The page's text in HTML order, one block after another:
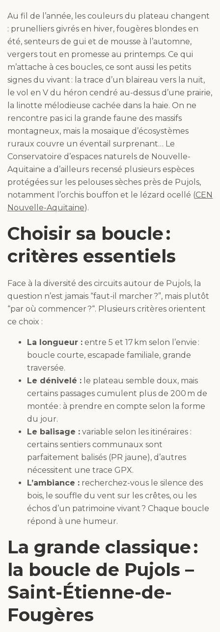
Au fil de l’année, les couleurs du plateau changent
: prunelliers givrés en hiver, fougères blondes en
été, senteurs de gui et de mousse à l’automne,
vergers tout en promesse au printemps. Ce qui
m’attache à ces boucles, ce sont aussi les petits
signes du vivant : la trace d’un blaireau vers la nuit,
le vol en V du héron cendré au-dessus d’une prairie,
la linotte mélodieuse cachée dans la haie. On ne
rencontre pas ici la grande faune des massifs
montagneux, mais la mosaïque d’écosystèmes
ruraux couvre un éventail surprenant… Le
Conservatoire d’espaces naturels de Nouvelle-
Aquitaine a d’ailleurs recensé plusieurs espèces
protégées sur les pelouses sèches près de Pujols,
notamment l’orchis bouffon et le lézard ocellé (CEN
Nouvelle-Aquitaine).
Choisir sa boucle :
critères essentiels
Face à la diversité des circuits autour de Pujols, la
question n’est jamais “faut-il marcher ?”, mais plutôt
“par où commencer ?“. Plusieurs critères orientent
ce choix :
La longueur : entre 5 et 17 km selon l’envie :
boucle courte, escapade familiale, grande
traversée.
Le dénivelé : le plateau semble doux, mais
certains passages cumulent plus de 200 m de
montée : à prendre en compte selon la forme
du jour.
Le balisage : variable selon les itinéraires :
certains sentiers communaux sont
parfaitement balisés (PR jaune), d’autres
nécessitent une trace GPX.
L’ambiance : recherchez-vous le silence des
bois, le souffle du vent sur les crêtes, ou les
échos d’un patrimoine vivant ? Chaque boucle
répond à une humeur.
La grande classique :
la boucle de Pujols –
Saint-Étienne-de-
Fougères